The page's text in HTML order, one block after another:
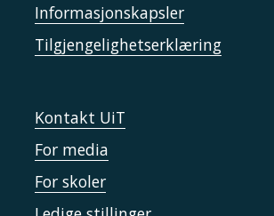
Informasjonskapsler
Tilgjengelighetserklæring
Kontakt UiT
For media
For skoler